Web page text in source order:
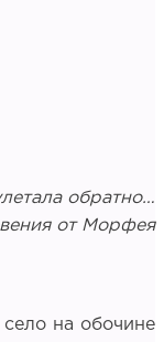
обратно…
от Морфея
на обочине